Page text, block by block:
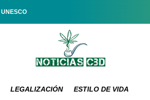
UNESCO
LEGALIZACIÓN ESTILO DE VIDA